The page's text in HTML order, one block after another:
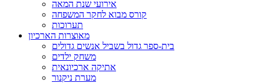
אירועי שנת המאה
קורס מבוא לחקר המשפחה
תערוכות
מאוצרות הארכיון
בית-ספר גדול בשביל אנשים גדולים
משחק ילדים
אתיקה ארכיונאית
מערת ניקנור